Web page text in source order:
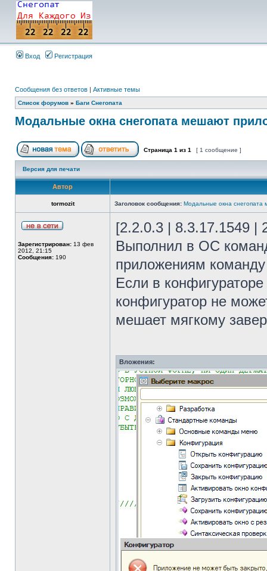
Вход Регистрация
Сообщения без ответов | Активные темы
Список форумов » Баги Снегопата
Модальные окна снегопата мешают
Страница 1 из 1 [ 1 сообщение ]
Версия для печати
Автор
tormozit Заголовок сообщения: Модальные окна
Зарегистрирован: 13 фев
2012, 21:15
Сообщения: 190
[2.2.0.3 | 8.3.17.1549 |
Выполнил в ОС
приложениям
Если в
конфигуратор не
мешает мягкому
Вложения: